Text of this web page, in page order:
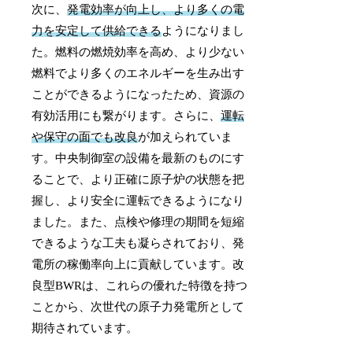
次に、発電効率が向上し、より多くの電
力を安定して供給できるようになりまし
た。燃料の燃焼効率を高め、より少ない
燃料でより多くのエネルギーを生み出す
ことができるようになったため、資源の
有効活用にも繋がります。さらに、運転
や保守の面でも改良が加えられていま
す。中央制御室の設備を最新のものにす
ることで、より正確に原子炉の状態を把
握し、より安全に運転できるようになり
ました。また、点検や修理の期間を短縮
できるような工夫も凝らされており、発
電所の稼働率向上に貢献しています。改
良型BWRは、これらの優れた特徴を持つ
ことから、次世代の原子力発電所として
期待されています。